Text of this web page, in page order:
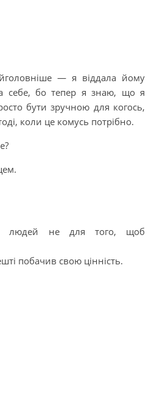
— я віддала йому
себе, бо тепер я знаю, що я
бути зручною для когось,
коли це комусь потрібно.
людей не для того, щоб
побачив свою цінність.